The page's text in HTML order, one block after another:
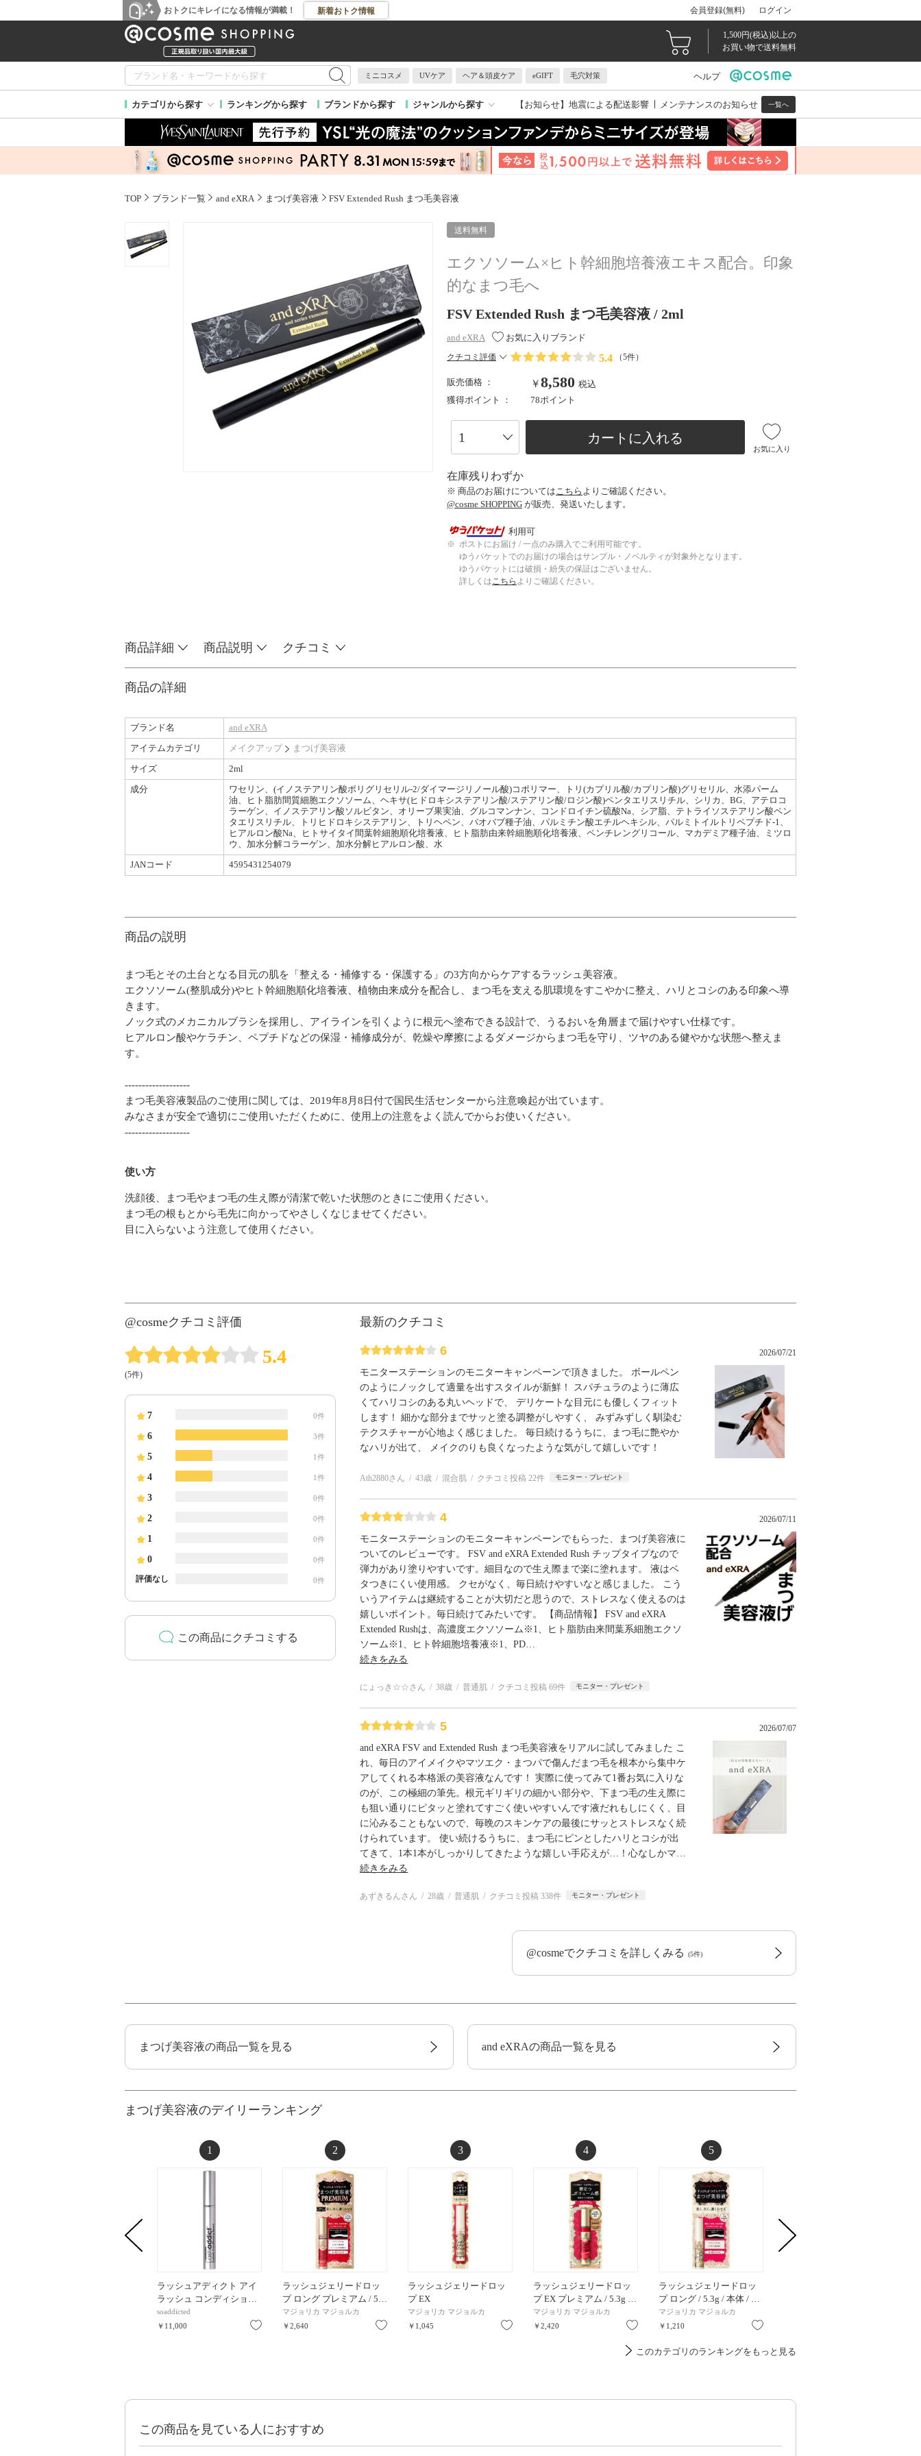
おトクにキレイになる情報が満載！ 新着おトク情報 会員登録(無料) ログイン
1,500円(税込)以上の
お買い物で送料無料
ミニコスメ UVケア ヘア＆頭皮ケア eGIFT 毛穴対策 ヘルプ
カテゴリから探す ランキングから探す ブランドから探す ジャンルから探す 【お知らせ】 地震による配送影響 メンテナンスのお知らせ 一覧へ
TOP ブランド一覧 and eXRA まつげ美容液 FSV Extended Rush まつ毛美容液
送料無料
エクソソーム×ヒト幹細胞培養液エキス配合。印象
的なまつ毛へ
FSV Extended Rush まつ毛美容液 / 2ml
and eXRA お気に入りブランド
クチコミ評価 5.4 （5件）
販売価格 ： ￥8,580 税込
獲得ポイント ：
78ポイント
カートに入れる
お気に入り
在庫残りわずか
※ 商品のお届けについては こちら よりご確認ください。
@cosme SHOPPING が販売、発送いたします。
利用可
※ ポストにお届け / 一点のみ購入でご利用可能です。
ゆうパケットでのお届けの場合はサンプル・ノベルティが対象外となります。
ゆうパケットには破損・紛失の保証はございません。
詳しくはこちら よりご確認ください。
商品詳細 商品説明 クチコミ
商品の詳細
ブランド名
and eXRA
アイテムカテゴリ
メイクアップ
まつげ美容液
サイズ
2ml
成分
ワセリン、(イノステアリン酸ポリグリセリル-2/ダイマージリノール酸)コポリマー、トリ(カプリル酸/カプリン酸)グリセリル、水添パーム
油、ヒト脂肪間質細胞エクソソーム、ヘキサ(ヒドロキシステアリン酸/ステアリン酸/ロジン酸)ペンタエリスリチル、シリカ、BG、アテロコ
ラーゲン、イノステアリン酸ソルビタン、オリーブ果実油、グルコマンナン、コンドロイチン硫酸Na、シア脂、テトライソステアリン酸ペン
タエリスリチル、トリヒドロキシステアリン、トリヘペン、バオバブ種子油、パルミチン酸エチルヘキシル、パルミトイルトリペプチド-1、
ヒアルロン酸Na、ヒトサイタイ間葉幹細胞順化培養液、ヒト脂肪由来幹細胞順化培養液、ペンチレングリコール、マカデミア種子油、ミツロ
ウ、加水分解コラーゲン、加水分解ヒアルロン酸、水
JANコード
4595431254079
商品の説明
まつ毛とその土台となる目元の肌を「整える・補修する・保護する」の3方向からケアするラッシュ美容液。
エクソソーム(整肌成分)やヒト幹細胞順化培養液、植物由来成分を配合し、まつ毛を支える肌環境をすこやかに整え、ハリとコシのある印象へ導
きます。
ノック式のメカニカルブラシを採用し、アイラインを引くように根元へ塗布できる設計で、うるおいを角層まで届けやすい仕様です。
ヒアルロン酸やケラチン、ペプチドなどの保湿・補修成分が、乾燥や摩擦によるダメージからまつ毛を守り、ツヤのある健やかな状態へ整えま
す。
-------------------
まつ毛美容液製品のご使用に関しては、2019年8月8日付で国民生活センターから注意喚起が出ています。
みなさまが安全で適切にご使用いただくために、使用上の注意をよく読んでからお使いください。
-------------------
使い方
洗顔後、まつ毛やまつ毛の生え際が清潔で乾いた状態のときにご使用ください。
まつ毛の根もとから毛先に向かってやさしくなじませてください。
目に入らないよう注意して使用ください。
@cosmeクチコミ評価
5.4
(5件)
7 0件
6 3件
5 1件
4 1件
3 0件
2 0件
1 0件
0 0件
評価なし 0件
この商品にクチコミする
最新のクチコミ
6 2026/07/21
モニターステーションのモニターキャンペーンで頂きました。 ボールペン
のようにノックして適量を出すスタイルが新鮮！ スパチュラのように薄広
くてハリコシのある丸いヘッドで、 デリケートな目元にも優しくフィット
します！ 細かな部分までサッと塗る調整がしやすく、 みずみずしく馴染む
テクスチャーが心地よく感じました。 毎日続けるうちに、まつ毛に艶やか
なハリが出て、 メイクのりも良くなったような気がして嬉しいです！
Ath2880さん 43歳 混合肌 クチコミ投稿 22件 モニター・プレゼント
4 2026/07/11
モニターステーションのモニターキャンペーンでもらった、まつげ美容液に
ついてのレビューです。 FSV and eXRA Extended Rush チップタイプなので
弾力があり塗りやすいです。細目なので生え際まで楽に塗れます。 液はベ
タつきにくい使用感。 クセがなく、毎日続けやすいなと感じました。 こう
いうアイテムは継続することが大切だと思うので、ストレスなく使えるのは
嬉しいポイント。毎日続けてみたいです。 【商品情報】 FSV and eXRA
Extended Rushは、高濃度エクソソーム※1、ヒト脂肪由来間葉系細胞エクソ
ソーム※1、ヒト幹細胞培養液※1、PD
続きをみる
にょっき☆☆さん 38歳 普通肌 クチコミ投稿 69件 モニター・プレゼント
5 2026/07/07
and eXRA FSV and Extended Rush まつ毛美容液をリアルに試してみました こ
れ、毎日のアイメイクやマツエク・まつパで傷んだまつ毛を根本から集中ケ
アしてくれる本格派の美容液なんです！ 実際に使ってみて1番お気に入りな
のが、この極細の筆先。根元ギリギリの細かい部分や、下まつ毛の生え際に
も狙い通りにピタッと塗れてすごく使いやすいんです液だれもしにくく、目
に沁みることもないので、毎晩のスキンケアの最後にサッとストレスなく続
けられています。 使い続けるうちに、まつ毛にピンとしたハリとコシが出
てきて、1本1本がしっかりしてきたような嬉しい手応えが…！心なしかマ
続きをみる
あずきるんさん 28歳 普通肌 クチコミ投稿 338件 モニター・プレゼント
@cosmeでクチコミを詳しくみる (5件)
まつげ美容液の商品一覧を見る and eXRAの商品一覧を見る
まつげ美容液のデイリーランキング
1
ラッシュアディクト アイ
ラッシュ コンディショ…
soaddicted
￥11,000
お気に入り
2
ラッシュジェリードロッ
プ ロング プレミアム / 5…
マジョリカ マジョルカ
￥2,640
お気に入り
3
ラッシュジェリードロッ
プ EX
マジョリカ マジョルカ
￥1,045
お気に入り
4
ラッシュジェリードロッ
プ EX プレミアム / 5.3g …
マジョリカ マジョルカ
￥2,420
お気に入り
5
ラッシュジェリードロッ
プ ロング / 5.3g / 本体 / …
マジョリカ マジョルカ
￥1,210
このカテゴリのランキングをもっと見る
この商品を見ている人におすすめ